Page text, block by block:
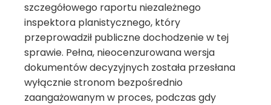
szczegółowego raportu niezależnego
inspektora planistycznego, który
przeprowadził publiczne dochodzenie w tej
sprawie. Pełna, nieocenzurowana wersja
dokumentów decyzyjnych została przesłana
wyłącznie stronom bezpośrednio
zaangażowanym w proces, podczas gdy